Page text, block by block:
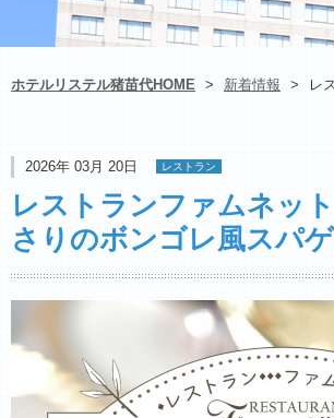
ホテルリステル猪苗代HOME > 新着情報 > レ
2026年 03月 20日 レストラン
レストランファムネッ
さりのボンゴレ風スパゲ